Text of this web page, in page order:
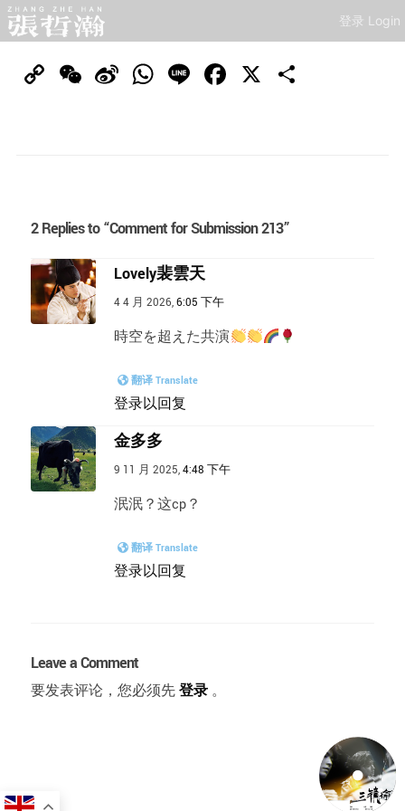
登录 Login
CopyWeChat
SinaWhatsApp
Line Facebook
X
2 Replies to “Comment for Submission 213”
Lovely裴雲天
4 4 月 2026,6:05 下午
時空を超えた共演
翻译 Translate
登录以回复
金多多
9 11 月 2025,4:48 下午
泯泯？这cp？
翻译 Translate
登录以回复
Leave a Comment
要发表评论，您必须先 登录 。